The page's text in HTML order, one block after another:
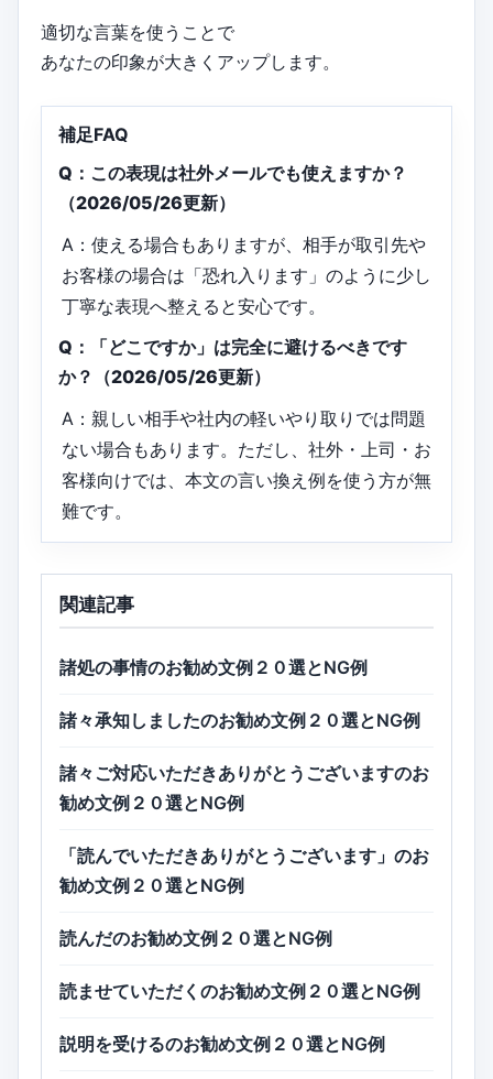
適切な言葉を使うことで
あなたの印象が大きくアップします。
補足FAQ
Q：この表現は社外メールでも使えますか？
（2026/05/26更新）
A：使える場合もありますが、相手が取引先や
お客様の場合は「恐れ入ります」のように少し
丁寧な表現へ整えると安心です。
Q：「どこですか」は完全に避けるべきです
か？（2026/05/26更新）
A：親しい相手や社内の軽いやり取りでは問題
ない場合もあります。ただし、社外・上司・お
客様向けでは、本文の言い換え例を使う方が無
難です。
関連記事
諸処の事情のお勧め文例２０選とNG例
諸々承知しましたのお勧め文例２０選とNG例
諸々ご対応いただきありがとうございますのお
勧め文例２０選とNG例
「読んでいただきありがとうございます」のお
勧め文例２０選とNG例
読んだのお勧め文例２０選とNG例
読ませていただくのお勧め文例２０選とNG例
説明を受けるのお勧め文例２０選とNG例